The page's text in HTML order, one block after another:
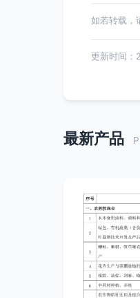
如若转载
更新时间
最新产品